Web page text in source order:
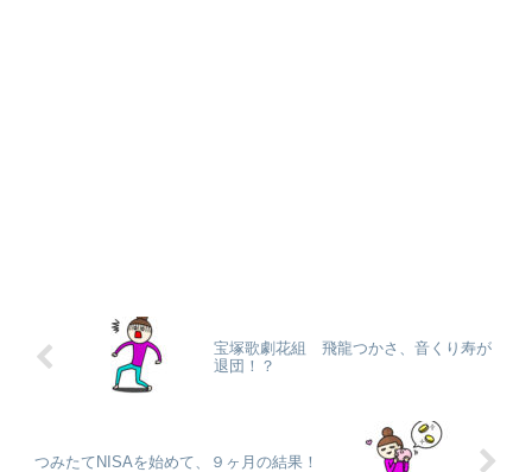
宝塚歌劇花組 飛龍つかさ、音くり寿が
退団！？
つみたてNISAを始めて、９ヶ月の結果！